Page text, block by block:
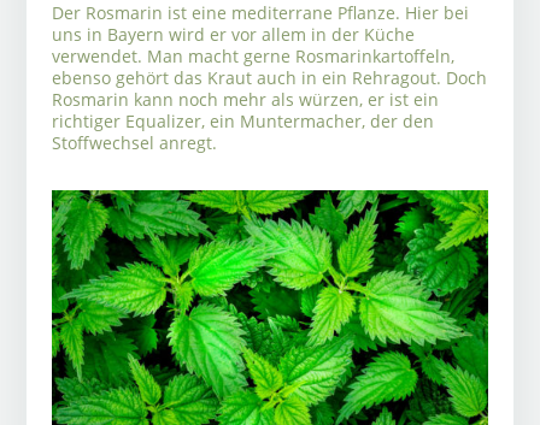
Der Rosmarin ist eine mediterrane Pflanze. Hier bei
uns in Bayern wird er vor allem in der Küche
verwendet. Man macht gerne Rosmarinkartoffeln,
ebenso gehört das Kraut auch in ein Rehragout. Doch
Rosmarin kann noch mehr als würzen, er ist ein
richtiger Equalizer, ein Muntermacher, der den
Stoffwechsel anregt.